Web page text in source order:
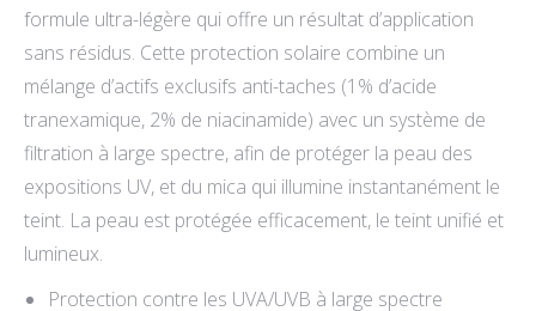
formule ultra-légère qui offre un résultat d’application
sans résidus. Cette protection solaire combine un
mélange d’actifs exclusifs anti-taches (1% d’acide
tranexamique, 2% de niacinamide) avec un système de
filtration à large spectre, afin de protéger la peau des
expositions UV, et du mica qui illumine instantanément le
teint. La peau est protégée efficacement, le teint unifié et
lumineux.
Protection contre les UVA/UVB à large spectre